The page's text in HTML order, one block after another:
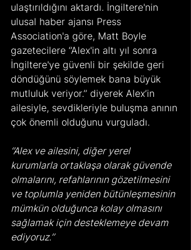
ulaştırıldığını aktardı. İngiltere'nin
ulusal haber ajansı Press
Association'a göre, Matt Boyle
gazetecilere ‘’Alex'in altı yıl sonra
İngiltere'ye güvenli bir şekilde geri
döndüğünü söylemek bana büyük
mutluluk veriyor.’’ diyerek Alex’in
ailesiyle, sevdikleriyle buluşma anının
çok önemli olduğunu vurguladı.
‘’Alex ve ailesini, diğer yerel
kurumlarla ortaklaşa olarak güvende
olmalarını, refahlarının gözetilmesini
ve toplumla yeniden bütünleşmesinin
mümkün olduğunca kolay olmasını
sağlamak için desteklemeye devam
ediyoruz.’’